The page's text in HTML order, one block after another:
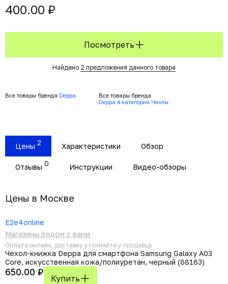
400.00 ₽
Посмотреть
Найдено 2 предложения данного товара
Все товары бренда Deppa
Все товары бренда
Deppa в категории Чехлы
Цены 2 Характеристики Обзор
Отзывы 0 Инструкции Видео-обзоры
Цены в Москвe
E2e4online
Магазины рядом с вами
Оплата онлайн, доставку уточняйте у продавца
Чехол-книжка Deppa для смартфона Samsung Galaxy A03
Core, искусственная кожа/полиуретан, черный (88163)
650.00 ₽
Купить